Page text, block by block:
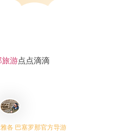
旅游点点滴滴
各 巴塞罗那官方导游